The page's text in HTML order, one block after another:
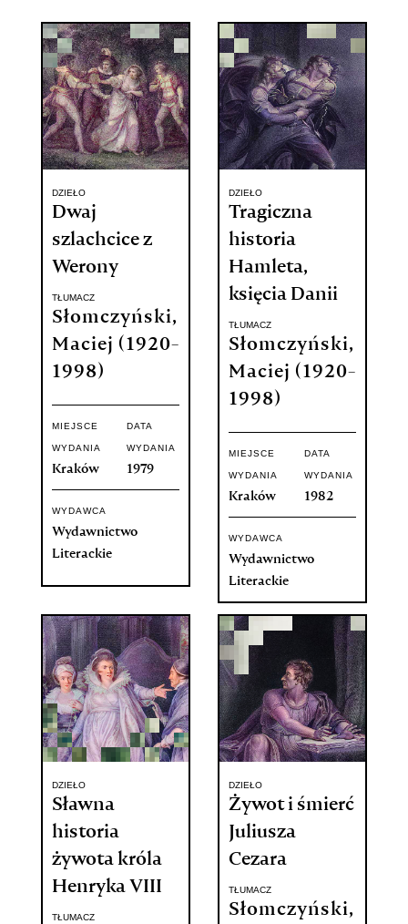
DZIEŁO
Dwaj
szlachcice z
Werony
TŁUMACZ
Słomczyński,
Maciej (1920-
1998)
MIEJSCE
WYDANIA
Kraków
DATA
WYDANIA
1979
WYDAWCA
Wydawnictwo
Literackie
DZIEŁO
Tragiczna
historia
Hamleta,
księcia Danii
TŁUMACZ
Słomczyński,
Maciej (1920-
1998)
MIEJSCE
WYDANIA
Kraków
DATA
WYDANIA
1982
WYDAWCA
Wydawnictwo
Literackie
DZIEŁO
Sławna
historia
żywota króla
Henryka VIII
TŁUMACZ
DZIEŁO
Żywot i śmierć
Juliusza
Cezara
TŁUMACZ
Słomczyński,